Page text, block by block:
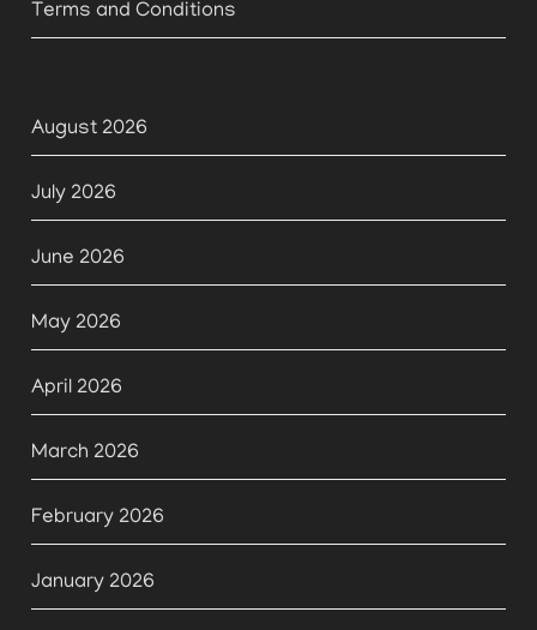
Terms and Conditions
August 2026
July 2026
June 2026
May 2026
April 2026
March 2026
February 2026
January 2026